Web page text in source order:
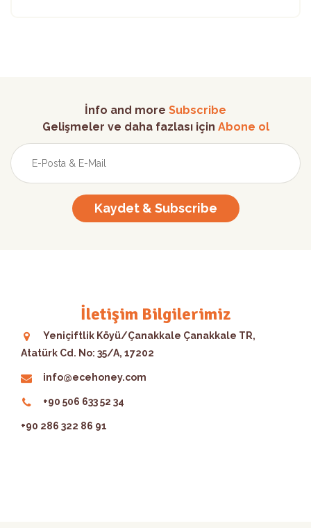
İnfo and more Subscribe
Gelişmeler ve daha fazlası için Abone ol
Kaydet & Subscribe
İletişim Bilgilerimiz
Yeniçiftlik Köyü/Çanakkale Çanakkale TR,
Atatürk Cd. No: 35/A, 17202
info@ecehoney.com
+90 506 633 52 34
+90 286 322 86 91